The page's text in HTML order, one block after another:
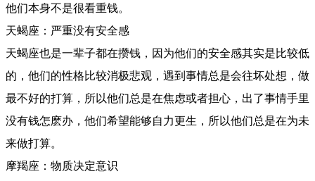
他们本身不是很看重钱。
天蝎座：严重没有安全感
天蝎座也是一辈子都在攒钱，因为他们的安全感其实是比较低
的，他们的性格比较消极悲观，遇到事情总是会往坏处想，做
最不好的打算，所以他们总是在焦虑或者担心，出了事情手里
没有钱怎麽办，他们希望能够自力更生，所以他们总是在为未
来做打算。
摩羯座：物质决定意识